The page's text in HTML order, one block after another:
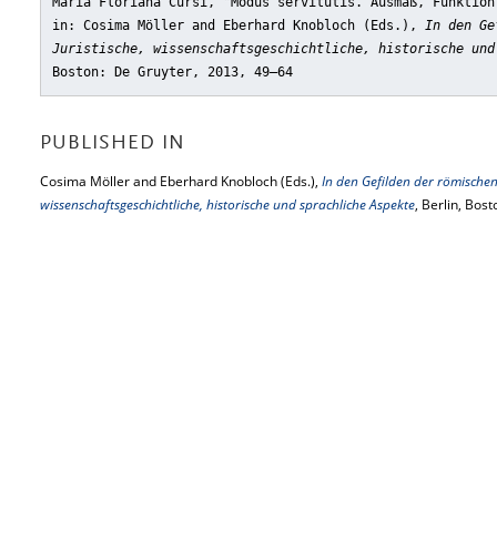
in: Cosima Möller and Eberhard Knobloch (Eds.), In den
Juristische, wissenschaftsgeschichtliche, historische und
Boston: De Gruyter, 2013, 49–64
PUBLISHED IN
Cosima Möller and Eberhard Knobloch (Eds.), In den Gefilden der
wissenschaftsgeschichtliche, historische und sprachliche Aspekte, Berlin,